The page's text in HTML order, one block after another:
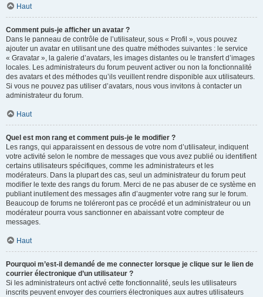
Haut
Comment puis-je afficher un avatar ?
Dans le panneau de contrôle de l’utilisateur, sous « Profil », vous pouvez
ajouter un avatar en utilisant une des quatre méthodes suivantes : le service
« Gravatar », la galerie d’avatars, les images distantes ou le transfert d’images
locales. Les administrateurs du forum peuvent activer ou non la fonctionnalité
des avatars et des méthodes qu’ils veuillent rendre disponible aux utilisateurs.
Si vous ne pouvez pas utiliser d’avatars, nous vous invitons à contacter un
administrateur du forum.
Haut
Quel est mon rang et comment puis-je le modifier ?
Les rangs, qui apparaissent en dessous de votre nom d’utilisateur, indiquent
votre activité selon le nombre de messages que vous avez publié ou identifient
certains utilisateurs spécifiques, comme les administrateurs et les
modérateurs. Dans la plupart des cas, seul un administrateur du forum peut
modifier le texte des rangs du forum. Merci de ne pas abuser de ce système en
publiant inutilement des messages afin d’augmenter votre rang sur le forum.
Beaucoup de forums ne toléreront pas ce procédé et un administrateur ou un
modérateur pourra vous sanctionner en abaissant votre compteur de
messages.
Haut
Pourquoi m’est-il demandé de me connecter lorsque je clique sur le lien de
courrier électronique d’un utilisateur ?
Si les administrateurs ont activé cette fonctionnalité, seuls les utilisateurs
inscrits peuvent envoyer des courriers électroniques aux autres utilisateurs